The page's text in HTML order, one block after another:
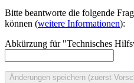
Bitte beantworte die folgende
können (weitere Informationen):
Abkürzung für "Technisches